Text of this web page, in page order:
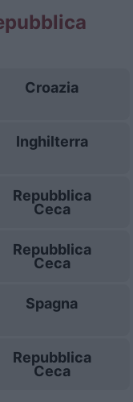
Croazia
Inghilterra
Repubblica
Ceca
Repubblica
Ceca
Spagna
Repubblica
Ceca